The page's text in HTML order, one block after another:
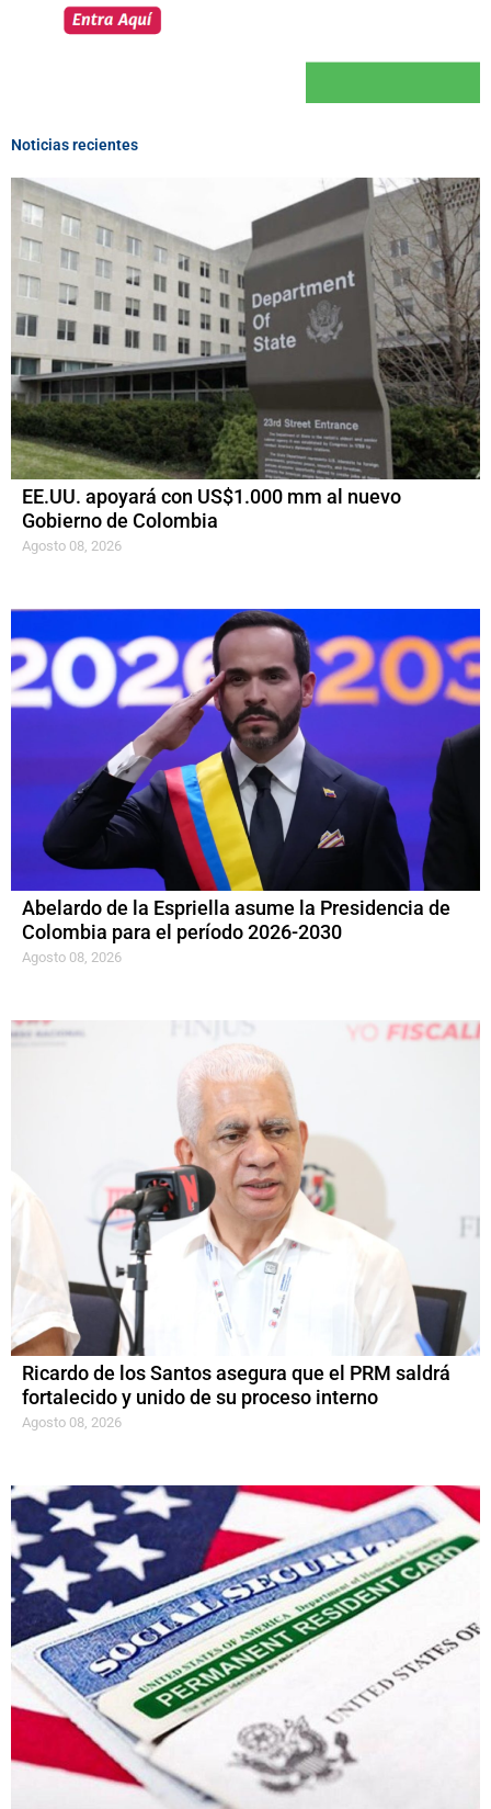
Noticias recientes
EE.UU. apoyará con US$1.000 mm al nuevo
Gobierno de Colombia
Agosto 08, 2026
Abelardo de la Espriella asume la Presidencia de
Colombia para el período 2026-2030
Agosto 08, 2026
Ricardo de los Santos asegura que el PRM saldrá
fortalecido y unido de su proceso interno
Agosto 08, 2026